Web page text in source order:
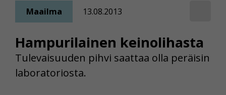
Hampurilainen keinolihasta
Maailma 13.08.2013
Tulevaisuuden pihvi saattaa olla peräisin
laboratoriosta.